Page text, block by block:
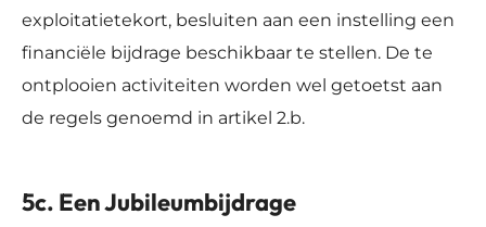
exploitatietekort, besluiten aan een instelling een
financiële bijdrage beschikbaar te stellen. De te
ontplooien activiteiten worden wel getoetst aan
de regels genoemd in artikel 2.b.
5c. Een Jubileumbijdrage